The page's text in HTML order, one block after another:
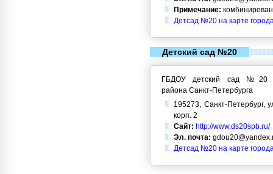
Примечание:
Детсад №20 на карте
Детский сад №20
ГБДОУ детский сад №20
района Санкт-Петербурга
195273, Санкт-Петербург,
корп. 2
Сайт: http://www.ds20spb.ru/
Эл. почта:
Детсад №20 на карте